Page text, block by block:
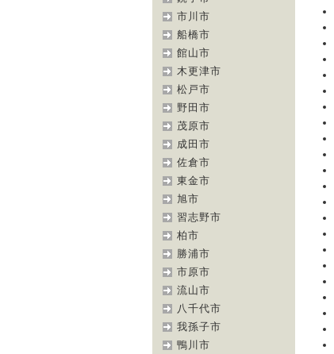
市川市
船橋市
館山市
木更津市
松戸市
野田市
茂原市
成田市
佐倉市
東金市
旭市
習志野市
柏市
勝浦市
市原市
流山市
八千代市
我孫子市
鴨川市